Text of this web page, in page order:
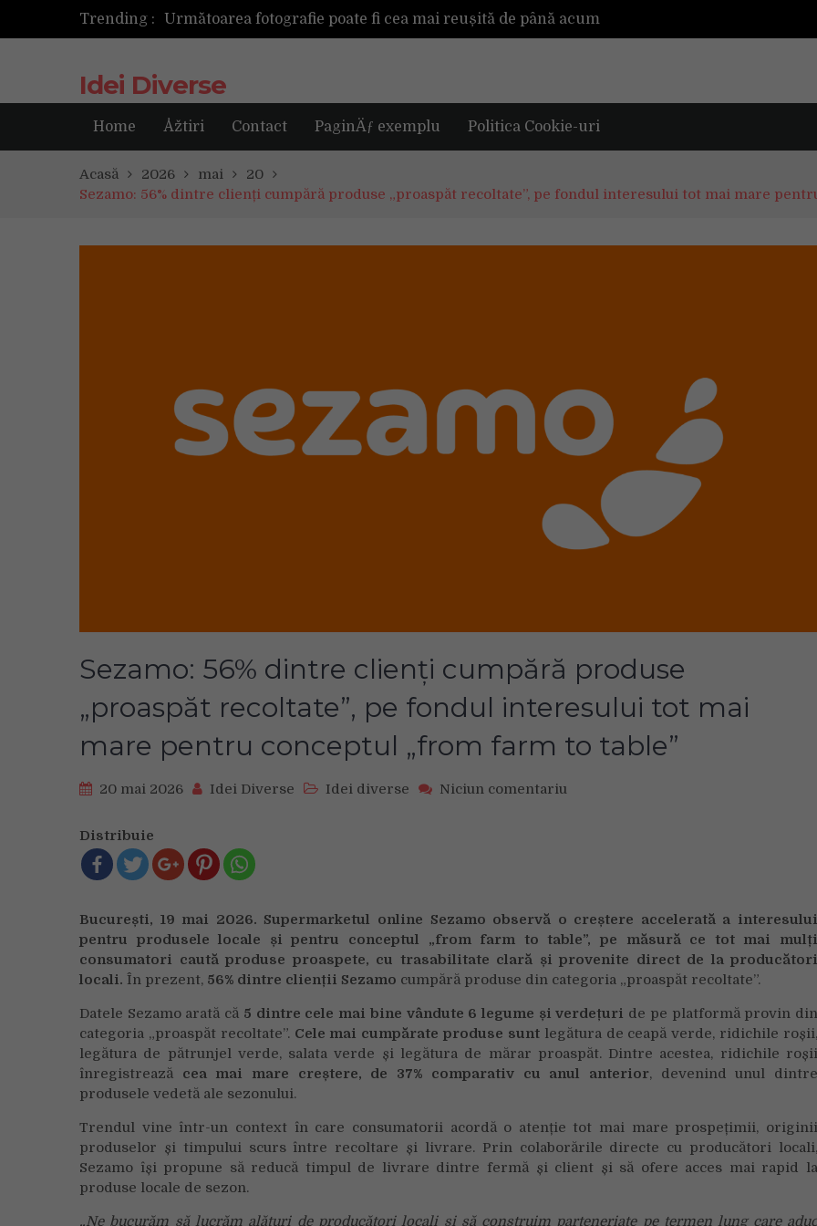
Trending :
Următoarea fotografie poate fi cea mai reușită de până acum
Mașinile de spălat și uscătoarele bazate pe inteligență artificială îți cunosc hainele mai bine decât tine
Idei Diverse
Home Åžtiri Contact PaginÄƒ exemplu Politica Cookie-uri
Acasă 2026 mai
20
Sezamo: 56% dintre clienți cumpără produse „proaspăt recoltate”, pe fondul interesului tot mai mare
Sezamo: 56% dintre clienți cumpără produse
„proaspăt recoltate”, pe fondul interesului tot mai
mare pentru conceptul „from farm to table”
20 mai 2026 Idei Diverse Idei diverse Niciun comentariu
„proaspăt
recoltate”,
pe
fondul
tot
mai
mare
pentru
farm
to
table”
Distribuie
București, 19 mai 2026. Supermarketul online Sezamo observă o creștere accelerată a interesului
pentru produsele locale și pentru conceptul „from farm to table”, pe măsură ce tot mai mulți
consumatori caută produse proaspete, cu trasabilitate clară și provenite direct de la producători
locali. În prezent, 56% dintre clienții Sezamo cumpără produse din categoria „proaspăt recoltate”.
Datele Sezamo arată că 5 dintre cele mai bine vândute 6 legume și verdețuri de pe platformă provin
categoria „proaspăt recoltate”. Cele mai cumpărate produse sunt legătura de ceapă verde, ridichile
legătura de pătrunjel verde, salata verde și legătura de mărar proaspăt. Dintre acestea, ridichile roșii
înregistrează cea mai mare creștere, de 37% comparativ cu anul anterior, devenind unul
produsele vedetă ale sezonului.
Trendul vine într-un context în care consumatorii acordă o atenție tot mai mare prospețimii, originii
produselor și timpului scurs între recoltare și livrare. Prin colaborările directe cu producători locali,
Sezamo își propune să reducă timpul de livrare dintre fermă și client și să ofere acces mai rapid la
produse locale de sezon.
„Ne bucurăm să lucrăm alături de producători locali și să construim parteneriate pe termen lung care aduc